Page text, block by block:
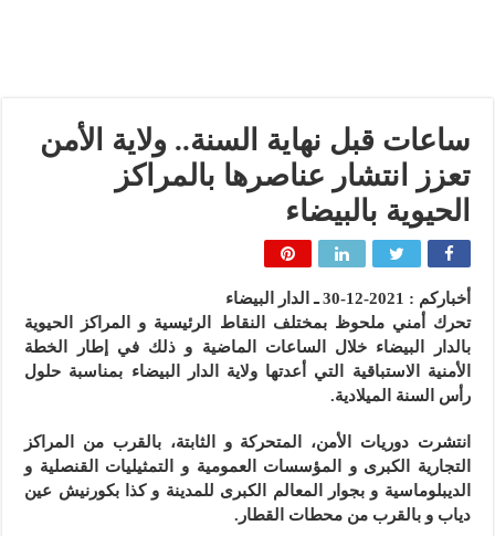
ساعات قبل نهاية السنة.. ولاية الأمن
تعزز انتشار عناصرها بالمراكز
الحيوية بالبيضاء
أخباركم : 2021-12-30 ـ الدار البيضاء
تحرك أمني ملحوظ بمختلف النقاط الرئيسية و المراكز الحيوية
بالدار البيضاء خلال الساعات الماضية و ذلك في إطار الخطة
الأمنية الاستباقية التي أعدتها ولاية الدار البيضاء بمناسبة حلول
رأس السنة الميلادية.
انتشرت دوريات الأمن، المتحركة و الثابتة، بالقرب من المراكز
التجارية الكبرى و المؤسسات العمومية و التمثيليات القنصلية و
الديبلوماسية و بجوار المعالم الكبرى للمدينة و كذا بكورنيش عين
دياب و بالقرب من محطات القطار.